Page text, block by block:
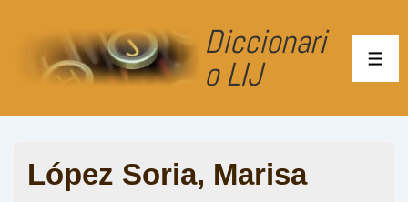
Diccionari
o LIJ
López Soria, Marisa